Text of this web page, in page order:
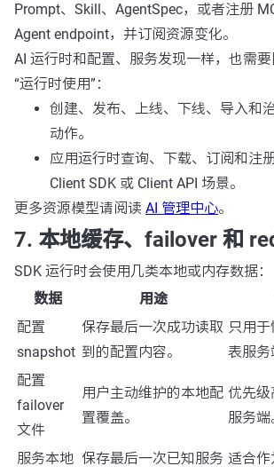
Prompt、Skill、AgentSpec，或者注册
Agent endpoint，并订阅资源变化。
AI 运行时和配置、服务发现一样，也需要
“运行时使用”：
创建、发布、上线、下线、导入和
动作。
应用运行时查询、下载、订阅和注
Client SDK 或 Client API 场景。
更多资源模型请阅读 AI 管理中心。
7. 本地缓存、failover 和
SDK 运行时会使用几类本地或内存数据：
数据
用途
配置
snapshot
保存最后一次成功读取
到的配置内容。
只用
表服务
配置
failover
文件
用户主动维护的本地配
置覆盖。
优先级
服务端
服务本地 保存最后一次已知服务 适合作